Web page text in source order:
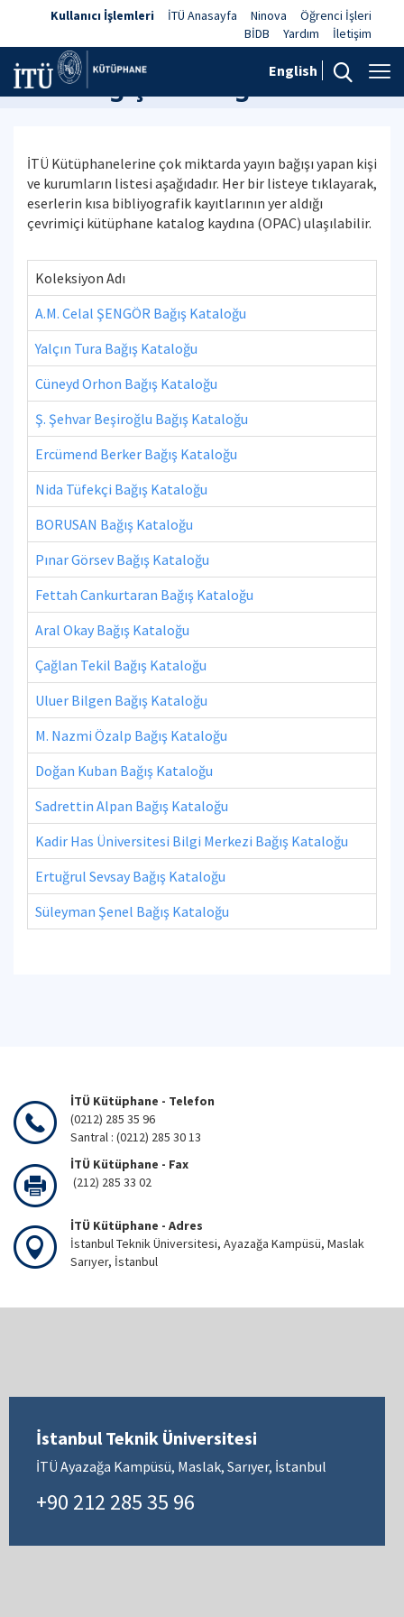
Kullanıcı İşlemleri İTÜ Anasayfa Ninova
Öğrenci İşleri
BİDB
Yardım İletişim
English
Özel Bağış Katalogları
İTÜ Kütüphanelerine çok miktarda yayın bağışı yapan kişi
ve kurumların listesi aşağıdadır. Her bir listeye tıklayarak,
eserlerin kısa bibliyografik kayıtlarının yer aldığı
çevrimiçi kütüphane katalog kaydına (OPAC) ulaşılabilir.
Koleksiyon Adı
A.M. Celal ŞENGÖR Bağış Kataloğu
Yalçın Tura Bağış Kataloğu
Cüneyd Orhon Bağış Kataloğu
Ş. Şehvar Beşiroğlu Bağış Kataloğu
Ercümend Berker Bağış Kataloğu
Nida Tüfekçi Bağış Kataloğu
BORUSAN Bağış Kataloğu
Pınar Görsev Bağış Kataloğu
Fettah Cankurtaran Bağış Kataloğu
Aral Okay Bağış Kataloğu
Çağlan Tekil Bağış Kataloğu
Uluer Bilgen Bağış Kataloğu
M. Nazmi Özalp Bağış Kataloğu
Doğan Kuban Bağış Kataloğu
Sadrettin Alpan Bağış Kataloğu
Kadir Has Üniversitesi Bilgi Merkezi Bağış Kataloğu
Ertuğrul Sevsay Bağış Kataloğu
Süleyman Şenel Bağış Kataloğu
İTÜ Kütüphane - Telefon
(0212) 285 35 96
Santral : (0212) 285 30 13
İTÜ Kütüphane - Fax
(212) 285 33 02
İTÜ Kütüphane - Adres
İstanbul Teknik Üniversitesi, Ayazağa Kampüsü, Maslak
Sarıyer, İstanbul
İstanbul Teknik Üniversitesi
İTÜ Ayazağa Kampüsü, Maslak, Sarıyer, İstanbul
+90 212 285 35 96